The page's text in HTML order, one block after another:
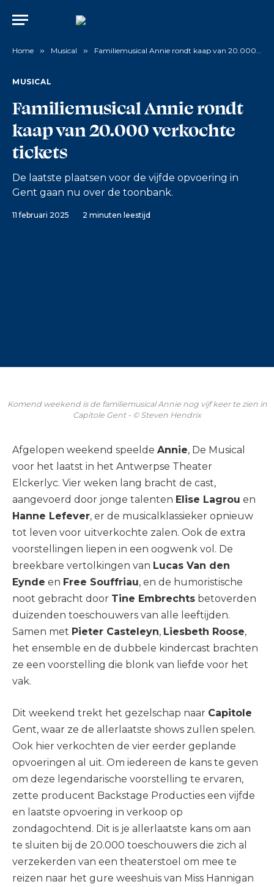
Home » Musical » Familiemusical Annie rondt kaap van 20.000 verkochte tickets
MUSICAL
Familiemusical Annie rondt
kaap van 20.000 verkochte
tickets
De laatste plaatsen voor de vijfde opvoering in
Gent gaan nu over de toonbank.
11 februari 2025 2 minuten leestijd
Komend weekend is de familiemusical Annie nog vijf keer te zien in
Capitole Gent - © Steven Hendrix
Afgelopen weekend speelde Annie, De Musical
voor het laatst in het Antwerpse Theater
Elckerlyc. Vier weken lang bracht de cast,
aangevoerd door jonge talenten Elise Lagrou en
Hanne Lefever, er de musicalklassieker opnieuw
tot leven voor uitverkochte zalen. Ook de extra
voorstellingen liepen in een oogwenk vol. De
breekbare vertolkingen van Lucas Van den
Eynde en Free Souffriau, en de humoristische
noot gebracht door Tine Embrechts betoverden
duizenden toeschouwers van alle leeftijden.
Samen met Pieter Casteleyn, Liesbeth Roose,
het ensemble en de dubbele kindercast brachten
ze een voorstelling die blonk van liefde voor het
vak.
Dit weekend trekt het gezelschap naar Capitole
Gent, waar ze de allerlaatste shows zullen spelen.
Ook hier verkochten de vier eerder geplande
opvoeringen al uit. Om iedereen de kans te geven
om deze legendarische voorstelling te ervaren,
zette producent Backstage Producties een vijfde
en laatste opvoering in verkoop op
zondagochtend. Dit is je allerlaatste kans om aan
te sluiten bij de 20.000 toeschouwers die zich al
verzekerden van een theaterstoel om mee te
reizen naar het gure weeshuis van Miss Hannigan